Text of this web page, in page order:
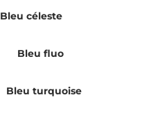
Bleu céleste
Bleu fluo
Bleu turquoise